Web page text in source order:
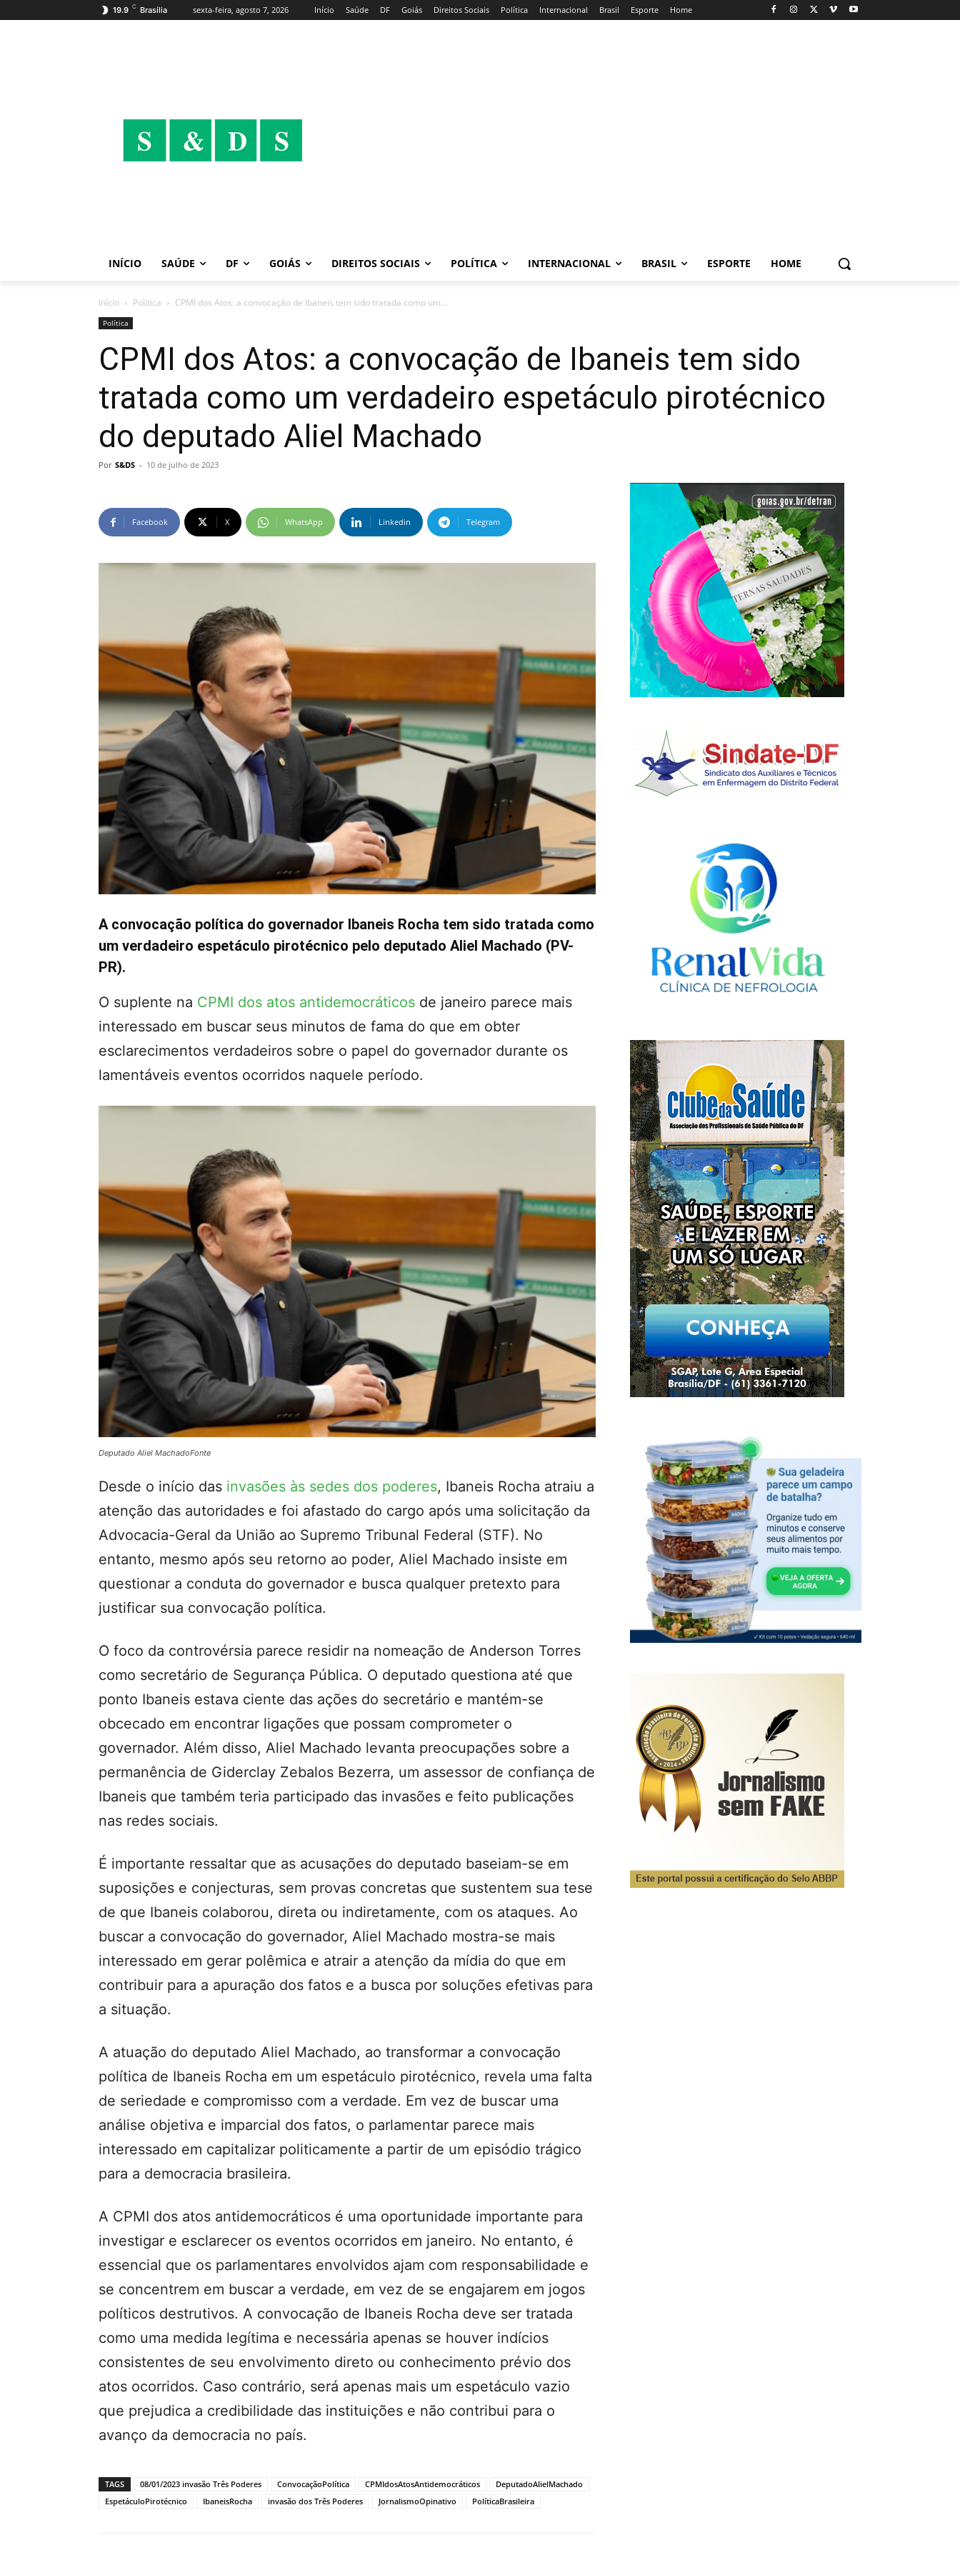
19.9 C Brasília sexta-feira, agosto 7, 2026 Início Saúde DF Goiás Direitos Sociais Política Internacional Brasil Esporte Home
INÍCIO SAÚDE DF GOIÁS DIREITOS SOCIAIS POLÍTICA INTERNACIONAL BRASIL ESPORTE HOME
Início Política CPMI dos Atos: a convocação de Ibaneis tem sido tratada como um...
Política
CPMI dos Atos: a convocação de Ibaneis tem sido
tratada como um verdadeiro espetáculo pirotécnico
do deputado Aliel Machado
Por S&DS - 10 de julho de 2023
Facebook X WhatsApp Linkedin Telegram
A convocação política do governador Ibaneis Rocha tem sido tratada como
um verdadeiro espetáculo pirotécnico pelo deputado Aliel Machado (PV-
PR).
O suplente na CPMI dos atos antidemocráticos de janeiro parece mais
interessado em buscar seus minutos de fama do que em obter
esclarecimentos verdadeiros sobre o papel do governador durante os
lamentáveis eventos ocorridos naquele período.
Deputado Aliel MachadoFonte
Desde o início das invasões às sedes dos poderes, Ibaneis Rocha atraiu a
atenção das autoridades e foi afastado do cargo após uma solicitação da
Advocacia-Geral da União ao Supremo Tribunal Federal (STF). No
entanto, mesmo após seu retorno ao poder, Aliel Machado insiste em
questionar a conduta do governador e busca qualquer pretexto para
justificar sua convocação política.
O foco da controvérsia parece residir na nomeação de Anderson Torres
como secretário de Segurança Pública. O deputado questiona até que
ponto Ibaneis estava ciente das ações do secretário e mantém-se
obcecado em encontrar ligações que possam comprometer o
governador. Além disso, Aliel Machado levanta preocupações sobre a
permanência de Giderclay Zebalos Bezerra, um assessor de confiança de
Ibaneis que também teria participado das invasões e feito publicações
nas redes sociais.
É importante ressaltar que as acusações do deputado baseiam-se em
suposições e conjecturas, sem provas concretas que sustentem sua tese
de que Ibaneis colaborou, direta ou indiretamente, com os ataques. Ao
buscar a convocação do governador, Aliel Machado mostra-se mais
interessado em gerar polêmica e atrair a atenção da mídia do que em
contribuir para a apuração dos fatos e a busca por soluções efetivas para
a situação.
A atuação do deputado Aliel Machado, ao transformar a convocação
política de Ibaneis Rocha em um espetáculo pirotécnico, revela uma falta
de seriedade e compromisso com a verdade. Em vez de buscar uma
análise objetiva e imparcial dos fatos, o parlamentar parece mais
interessado em capitalizar politicamente a partir de um episódio trágico
para a democracia brasileira.
A CPMI dos atos antidemocráticos é uma oportunidade importante para
investigar e esclarecer os eventos ocorridos em janeiro. No entanto, é
essencial que os parlamentares envolvidos ajam com responsabilidade e
se concentrem em buscar a verdade, em vez de se engajarem em jogos
políticos destrutivos. A convocação de Ibaneis Rocha deve ser tratada
como uma medida legítima e necessária apenas se houver indícios
consistentes de seu envolvimento direto ou conhecimento prévio dos
atos ocorridos. Caso contrário, será apenas mais um espetáculo vazio
que prejudica a credibilidade das instituições e não contribui para o
avanço da democracia no país.
TAGS 08/01/2023 invasão Três Poderes ConvocaçãoPolítica CPMIdosAtosAntidemocráticos
DeputadoAlielMachado
EspetáculoPirotécnico
IbaneisRocha invasão dos Três Poderes JornalismoOpinativo PolíticaBrasileira